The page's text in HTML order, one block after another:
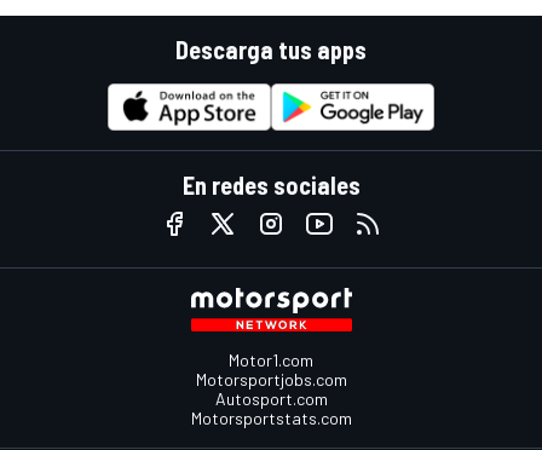
Descarga tus apps
En redes sociales
Motor1.com
Motorsportjobs.com
Autosport.com
Motorsportstats.com